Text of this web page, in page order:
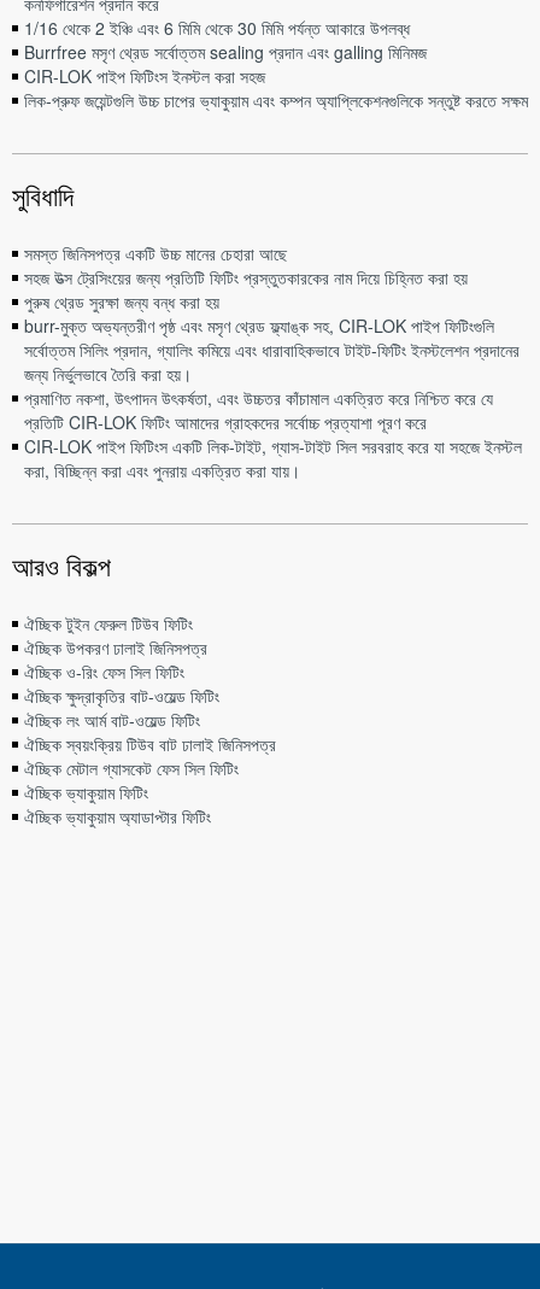
1/16 থেকে 2 ইঞ্চি এবং 6 মিমি থেকে 30 মিমি পর্যন্ত আকারে উপলব্ধ
Burrfree মসৃণ থ্রেড সর্বোত্তম sealing প্রদান এবং galling মিনিমজ
CIR-LOK পাইপ ফিটিংস ইনস্টল করা সহজ
লিক-প্রুফ জয়েন্টগুলি উচ্চ চাপের ভ্যাকুয়াম এবং কম্পন অ্যাপ্লিকেশনগুলিকে সন্তুষ্ট করতে সক্ষম
সুবিধাদি
সমস্ত জিনিসপত্র একটি উচ্চ মানের চেহারা আছে
সহজ উত্স ট্রেসিংয়ের জন্য প্রতিটি ফিটিং প্রস্তুতকারকের নাম দিয়ে চিহ্নিত করা হয়
পুরুষ থ্রেড সুরক্ষা জন্য বন্ধ করা হয়
burr-মুক্ত অভ্যন্তরীণ পৃষ্ঠ এবং মসৃণ থ্রেড ফ্ল্যাঙ্ক সহ, CIR-LOK পাইপ ফিটিংগুলি
সর্বোত্তম সিলিং প্রদান, গ্যালিং কমিয়ে এবং ধারাবাহিকভাবে টাইট-ফিটিং ইনস্টলেশন প্রদানের
জন্য নির্ভুলভাবে তৈরি করা হয়।
প্রমাণিত নকশা, উৎপাদন উৎকর্ষতা, এবং উচ্চতর কাঁচামাল একত্রিত করে নিশ্চিত করে যে
প্রতিটি CIR-LOK ফিটিং আমাদের গ্রাহকদের সর্বোচ্চ প্রত্যাশা পূরণ করে
CIR-LOK পাইপ ফিটিংস একটি লিক-টাইট, গ্যাস-টাইট সিল সরবরাহ করে যা সহজে ইনস্টল
করা, বিচ্ছিন্ন করা এবং পুনরায় একত্রিত করা যায়।
আরও বিকল্প
ঐচ্ছিক টুইন ফেরুল টিউব ফিটিং
ঐচ্ছিক উপকরণ ঢালাই জিনিসপত্র
ঐচ্ছিক ও-রিং ফেস সিল ফিটিং
ঐচ্ছিক ক্ষুদ্রাকৃতির বাট-ওয়েল্ড ফিটিং
ঐচ্ছিক লং আর্ম বাট-ওয়েল্ড ফিটিং
ঐচ্ছিক স্বয়ংক্রিয় টিউব বাট ঢালাই জিনিসপত্র
ঐচ্ছিক মেটাল গ্যাসকেট ফেস সিল ফিটিং
ঐচ্ছিক ভ্যাকুয়াম ফিটিং
ঐচ্ছিক ভ্যাকুয়াম অ্যাডাপ্টার ফিটিং